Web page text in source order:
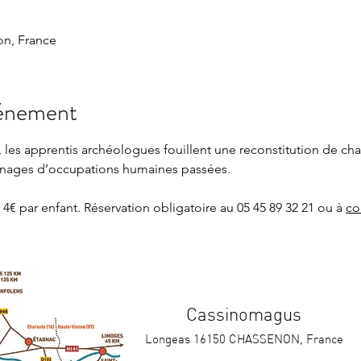
France
les apprentis archéologues fouillent une reconstitution de
d’occupations humaines passées.
par enfant. Réservation obligatoire au 05 45 89 32 21 ou à
Cassinomagus
Longeas 16150 CHASSENON, France